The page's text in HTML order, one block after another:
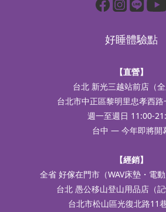
好睡體驗點
【直營】
台北 新光三越站前店（全
台北市中正區黎明里忠孝西路
週一至週日 11:00-
台中 — 今年即將開
【經銷】
全省 好傢在門市（WAV床墊・電
台北 愚公移山登山用品店（記
台北市松山區光復北路11